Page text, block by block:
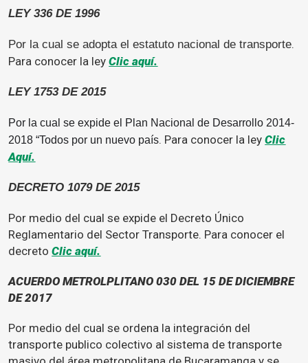
LEY 336 DE 1996
Por la cual se adopta el estatuto nacional de transporte.
Para conocer la leyClic aquí.
LEY 1753 DE 2015
Por la cual se expide el Plan Nacional de Desarrollo 2014-
2018 “Todos por un nuevo país. Para conocer la leyClic
Aquí.
DECRETO 1079 DE 2015
Por medio del cual se expide el Decreto Único
Reglamentario del Sector Transporte. Para conocer el
decretoClic aquí.
ACUERDO METROLPLITANO 030 DEL 15 DE DICIEMBRE
DE 2017
Por medio del cual se ordena la integración del
transporte publico colectivo al sistema de transporte